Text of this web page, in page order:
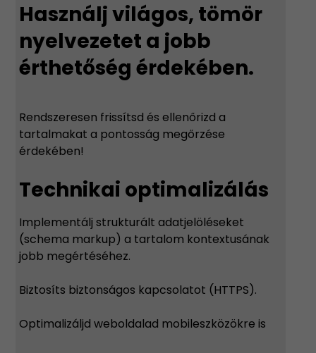
Használj világos, tömör
nyelvezetet a jobb
érthetőség érdekében.
Rendszeresen frissítsd és ellenőrizd a
tartalmakat a pontosság megőrzése
érdekében!
Technikai optimalizálás
Implementálj strukturált adatjelöléseket
(schema markup) a tartalom kontextusának
jobb megértéséhez.
Biztosíts biztonságos kapcsolatot (HTTPS).
Optimalizáljd weboldalad mobileszközökre is